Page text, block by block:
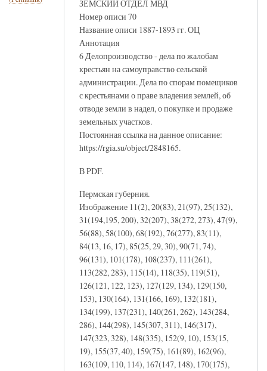
ЗЕМСКИЙ ОТДЕЛ МВД
Номер описи 70
Название описи 1887-1893 гг. ОЦ
Аннотация
6 Делопроизводство - дела по жалобам
крестьян на самоуправство сельской
администрации. Дела по спорам помещиков
с крестьянами о праве владения землей, об
отводе земли в надел, о покупке и продаже
земельных участков.
Постоянная ссылка на данное описание:
https://rgia.su/object/2848165.
В PDF.
Пермская губерния.
Изображение 11(2), 20(83), 21(97), 25(132),
31(194,195, 200), 32(207), 38(272, 273), 47(9),
56(88), 58(100), 68(192), 76(277), 83(11),
84(13, 16, 17), 85(25, 29, 30), 90(71, 74),
96(131), 101(178), 108(237), 111(261),
113(282, 283), 115(14), 118(35), 119(51),
126(121, 122, 123), 127(129, 134), 129(150,
153), 130(164), 131(166, 169), 132(181),
134(199), 137(231), 140(261, 262), 143(284,
286), 144(298), 145(307, 311), 146(317),
147(323, 328), 148(335), 152(9, 10), 153(15,
19), 155(37, 40), 159(75), 161(89), 162(96),
163(109, 110, 114), 167(147, 148), 170(175),